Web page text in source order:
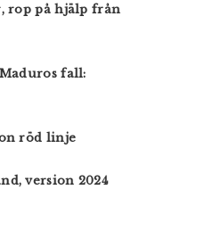
rop på hjälp från
fall:
röd linje
version 2024